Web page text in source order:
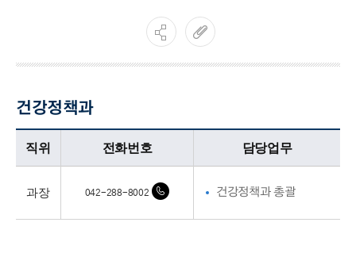
건강정책과
건강정책과업무담당자의 정보로 직위, 전화번호, 담당업무를 안내하고 있습니다
직위 전화번호 담당업무
과장 042-288-8002 건강정책과 총괄